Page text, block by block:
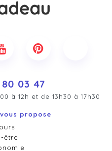
03 47
à 12h et de 13h30 à 17h30
propose
être